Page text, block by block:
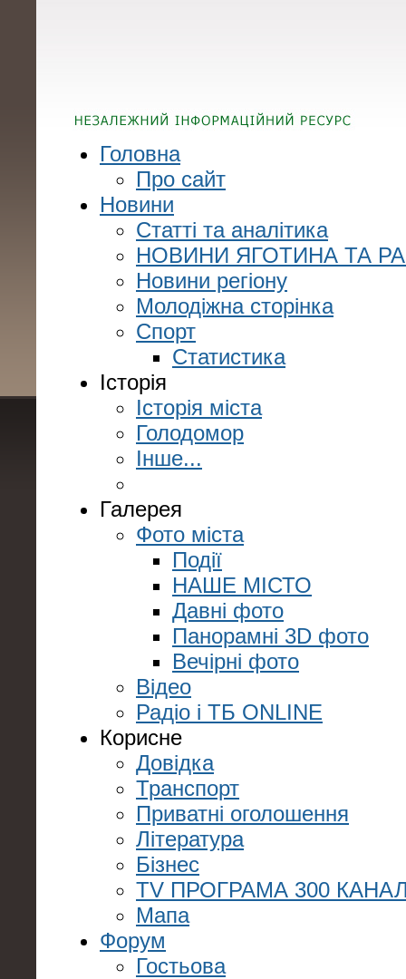
Головна
Про сайт
Новини
Статті та аналітика
НОВИНИ ЯГОТИНА ТА
Новини регіону
Молодіжна сторінка
Спорт
Статистика
Історія
Історія міста
Голодомор
Інше...
Галерея
Фото міста
Події
НАШЕ МІСТО
Давні фото
Панорамні 3D фото
Вечірні фото
Відео
Радіо і ТБ ONLINE
Корисне
Довідка
Транспорт
Приватні оголошення
Література
Бізнес
TV ПРОГРАМА 300
Мапа
Форум
Гостьова